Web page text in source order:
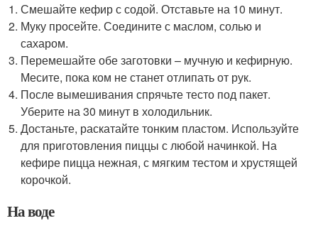
Смешайте кефир с содой. Отставьте на 10 минут.
Муку просейте. Соедините с маслом, солью и
сахаром.
Перемешайте обе заготовки – мучную и кефирную.
Месите, пока ком не станет отлипать от рук.
После вымешивания спрячьте тесто под пакет.
Уберите на 30 минут в холодильник.
Достаньте, раскатайте тонким пластом. Используйте
для приготовления пиццы с любой начинкой. На
кефире пицца нежная, с мягким тестом и хрустящей
корочкой.
На воде